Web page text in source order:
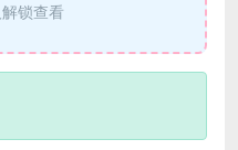
解锁查看